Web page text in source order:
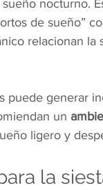
nocturno.
de sueño”
relacionan la
puede generar
un
ligero y
la